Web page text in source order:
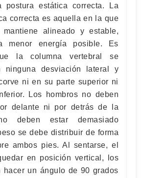
postura estática correcta. La
correcta es aquella en la que
alineado y estable,
menor energía posible. Es
la columna vertebral se
ninguna desviación lateral y
ni en su parte superior ni
Los hombros no deben
delante ni por detrás de la
deben estar demasiado
se debe distribuir de forma
ambos pies. Al sentarse, el
en posición vertical, los
hacer un ángulo de 90 grados